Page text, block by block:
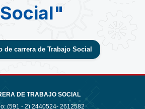
Social"
de carrera de Trabajo Social
DE TRABAJO SOCIAL
(591 - 2) 2440524- 2612582